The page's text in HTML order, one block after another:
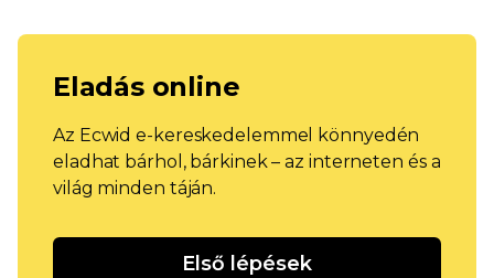
Eladás online
Az Ecwid e-kereskedelemmel könnyedén
eladhat bárhol, bárkinek – az interneten és a
világ minden táján.
Első lépések